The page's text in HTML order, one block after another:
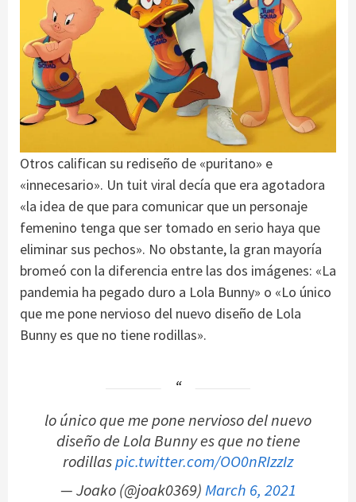
Otros califican su rediseño de «puritano» e
«innecesario». Un tuit viral decía que era agotadora
«la idea de que para comunicar que un personaje
femenino tenga que ser tomado en serio haya que
eliminar sus pechos». No obstante, la gran mayoría
bromeó con la diferencia entre las dos imágenes: «La
pandemia ha pegado duro a Lola Bunny» o «Lo único
que me pone nervioso del nuevo diseño de Lola
Bunny es que no tiene rodillas».
lo único que me pone nervioso del nuevo
diseño de Lola Bunny es que no tiene
rodillaspic.twitter.com/OO0nRIzzIz
— Joako (@joak0369)March 6, 2021